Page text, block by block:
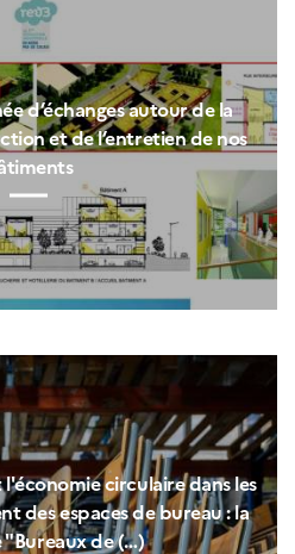
d’échanges autour de la
et de l’entretien de nos
circulaire dans les
des espaces de bureau : la
de (…)